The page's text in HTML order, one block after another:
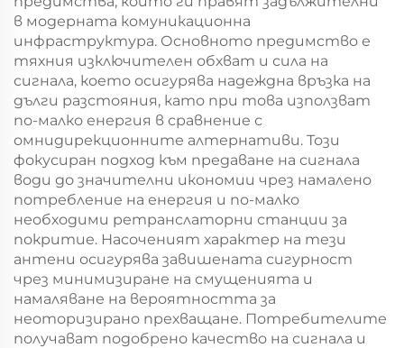
в модерната комуникационна
инфраструктура. Основното предимство е
тяхния изключителен обхват и сила на
сигнала, което осигурява надеждна връзка на
дълги разстояния, като при това използват
по-малко енергия в сравнение с
омнидирекционните алтернативи. Този
фокусиран подход към предаване на сигнала
води до значителни икономии чрез намалено
потребление на енергия и по-малко
необходими ретранслаторни станции за
покритие. Насоченият характер на тези
антени осигурява завишената сигурност
чрез минимизиране на смущенията и
намаляване на вероятността за
неоторизирано прехващане. Потребителите
получават подобрено качество на сигнала и